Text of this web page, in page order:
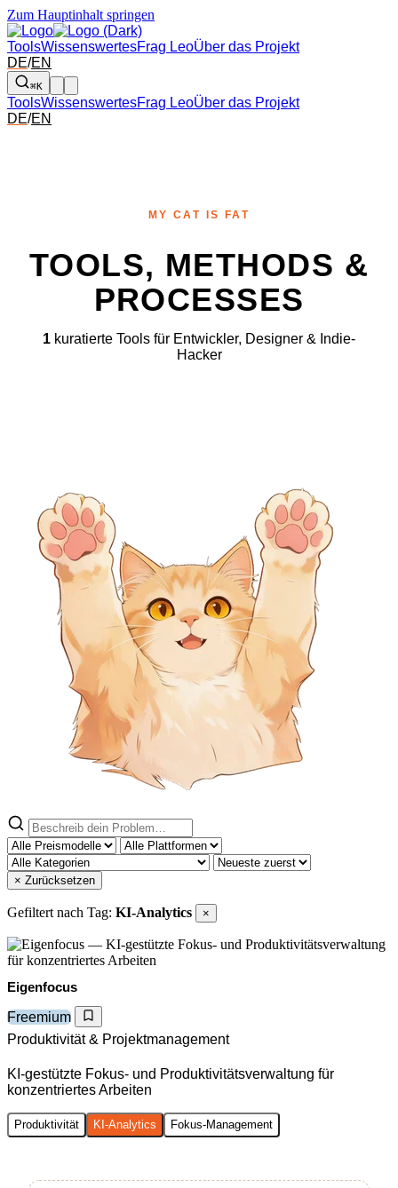
Zum Hauptinhalt springen
ToolsWissenswertesFrag LeoÜber das Projekt
DE/EN
⌘K
ToolsWissenswertesFrag LeoÜber das Projekt
DE/EN
MY CAT IS FAT
TOOLS, METHODS &
PROCESSES
1 kuratierte Tools für Entwickler, Designer & Indie-
Hacker
× Zurücksetzen
Gefiltert nach Tag: KI-Analytics ×
Eigenfocus
Freemium
Produktivität & Projektmanagement
KI-gestützte Fokus- und Produktivitätsverwaltung für
konzentriertes Arbeiten
Produktivität KI-Analytics Fokus-Management